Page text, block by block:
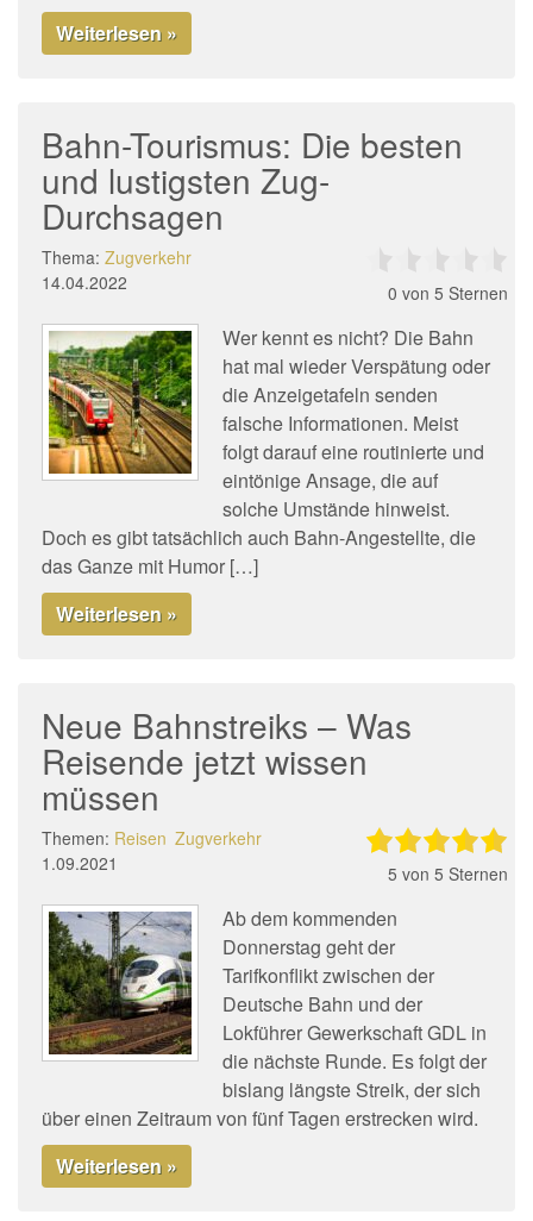
Weiterlesen »
Bahn-Tourismus: Die besten
und lustigsten Zug-
Durchsagen
Thema: Zugverkehr
14.04.2022
0 von 5 Sternen
Wer kennt es nicht? Die Bahn
hat mal wieder Verspätung oder
die Anzeigetafeln senden
falsche Informationen. Meist
folgt darauf eine routinierte und
eintönige Ansage, die auf
solche Umstände hinweist.
Doch es gibt tatsächlich auch Bahn-Angestellte, die
das Ganze mit Humor […]
Weiterlesen »
Neue Bahnstreiks – Was
Reisende jetzt wissen
müssen
Themen: Reisen Zugverkehr
1.09.2021
5 von 5 Sternen
Ab dem kommenden
Donnerstag geht der
Tarifkonflikt zwischen der
Deutsche Bahn und der
Lokführer Gewerkschaft GDL in
die nächste Runde. Es folgt der
bislang längste Streik, der sich
über einen Zeitraum von fünf Tagen erstrecken wird.
Weiterlesen »